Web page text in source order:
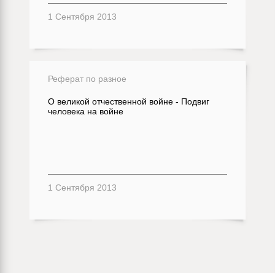
1 Сентября 2013
Реферат по разное
О великой отчественной войне - Подвиг
человека на войне
1 Сентября 2013